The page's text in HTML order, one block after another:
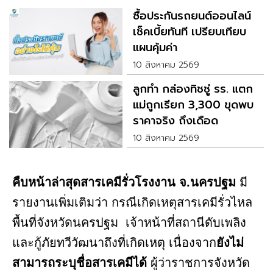
ซื้อประกันรถยนต์ออนไลน์
เช็คเบี้ยทันที เปรียบเทียบ
แผนคุ้มค่า
10 สิงหาคม 2569
ลูกทำ กล่องทิชชู่ รร. แตก
แม่ถูกเรียก 3,300 ขุดพบ
ราคาจริง ถึงเดือด
10 สิงหาคม 2569
คืบหน้าล่าสุดสารเคมีรั่วโรงงาน จ.นครปฐม มี
รายงานเพิ่มเติมว่า กรณีเกิดเหตุสารเคมีรั่วไหล
พื้นที่จังหวัดนครปฐม เจ้าหน้าที่สถานีดับเพลิง
และกู้ภัยทวีวัฒนาถึงที่เกิดเหตุ เนื่องจากยังไม่
สามารถระบุชื่อสารเคมีได้ ผู้ว่าราชการจังหวัด